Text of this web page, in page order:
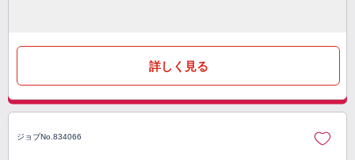
詳しく見る
ジョブNo.834066